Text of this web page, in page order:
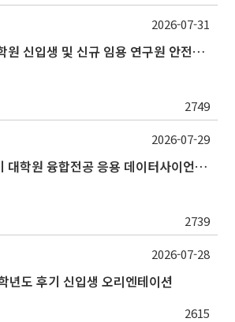
2026년 2학기 대학원 신입생 및 신규 임용 연구원 안전환경교육(신규교육) 실시 안내
2749
2026-07-31
2026학년도 2학기 대학원 융합전공 응용 데이터사이언스 선발 계획 알림
2739
2026-07-29
년도 후기 신입생 오리엔테이션
2615
2026-07-28